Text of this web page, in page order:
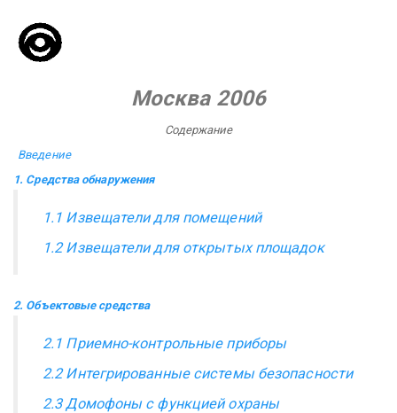
Москва 2006
Содержание
Введение
1. Средства обнаружения
1.1 Извещатели для помещений
1.2 Извещатели для открытых площадок
2. Объектовые средства
2.1 Приемно-контрольные приборы
2.2 Интегрированные системы безопасности
2.3 Домофоны с функцией охраны